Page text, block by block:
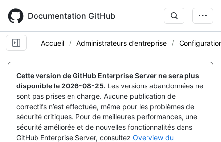
main
content
Documentation GitHub
Accueil Administrateurs d’entreprise
Cette version de GitHub Enterprise Server ne sera plus
disponible le 2026-08-25. Les versions abandonnées ne
sont pas prises en charge. Aucune publication de
correctifs n’est effectuée, même pour les problèmes de
sécurité critiques. Pour de meilleures performances, une
sécurité améliorée et de nouvelles fonctionnalités dans
GitHub Enterprise Server, consultez Overview du